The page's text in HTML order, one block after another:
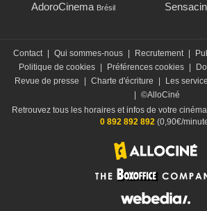
AdoroCinema Brésil
Contact Qui sommes-nous Recrutement
Politique de cookies
Préférences cookies
Revue de presse
Charte d'écriture Les
©AlloCiné
Retrouvez tous les horaires et infos de votre
0 892 892 892(0,90€/